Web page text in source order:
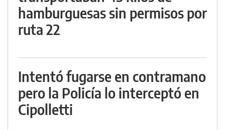
hamburguesas sin permisos por
ruta 22
Intentó fugarse en contramano
pero la Policía lo interceptó en
Cipolletti